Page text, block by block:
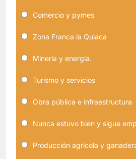
Comercio y pymes
Zona Franca la Quiaca
Minería y energía.
Turismo y servicios
Obra pública e infraestructura
Nunca estuvo bien y sigue
Producción agrícola y